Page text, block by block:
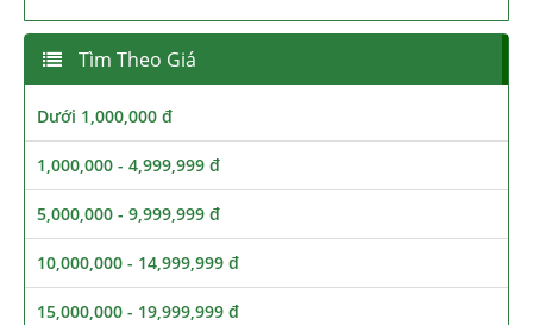
Tìm Theo Giá
Dưới 1,000,000 đ
1,000,000 - 4,999,999 đ
5,000,000 - 9,999,999 đ
10,000,000 - 14,999,999 đ
15,000,000 - 19,999,999 đ